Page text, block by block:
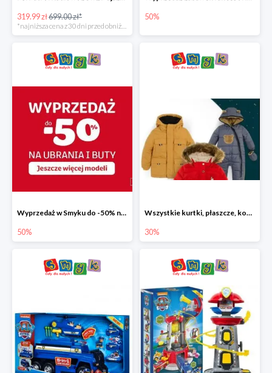
319.99 zł699.00 zł* 50%
Wyprzedaż w Smyku do -50% na ubrania i buty
50%
Wszystkie kurtki, płaszcze, kombinezony i spodnie narciarskie -30%
30%